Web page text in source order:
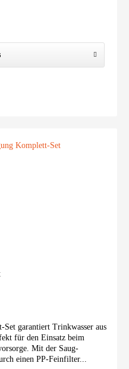
Set garantiert Trinkwasser aus
für den Einsatz beim
Mit der Saug-
einen PP-Feinfilter...